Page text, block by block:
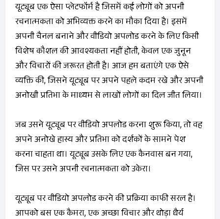
यूट्यूब एक ऐसा प्लेटफॉर्म है जिसमें कई लोगों को अपनी
रचनात्मकता को अभिव्यक्त करने का मौका दिया है। इसमें
अपनी चैनल बनाने और वीडियो अपलोड करने के लिए किसी
विशेष कौशल की आवश्यकता नहीं होती, केवल एक जुनून
और विचारों की जरूरत होती है। आज हम बताएंगे एक ऐसे
व्यक्ति की, जिसने यूट्यूब पर अपने पहले कदम रखे और अपनी
अनोखी प्रतिभा के माध्यम से लाखों लोगों का दिल जीत लिया।
जब उसने यूट्यूब पर वीडियो अपलोड करना शुरू किया, तो वह
अपने अनोखे हास्य और प्रतिभा को दर्शकों के सामने पेश
करना चाहता था। यूट्यूब उसके लिए एक कैनवास बन गया,
जिस पर उसने अपनी रचनात्मकता को उकेरा।
यूट्यूब पर वीडियो अपलोड करने की प्रक्रिया काफी सरल है।
आपको बस एक कैमरा, एक अच्छा विचार और थोड़ा धैर्य